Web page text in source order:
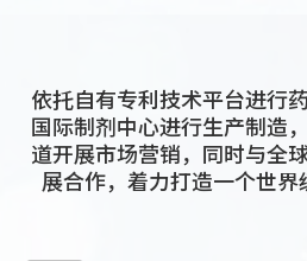
依托自有专利技术平台进行
国际制剂中心进行生产制造
道开展市场营销，同时与全
展合作，着力打造一个世界